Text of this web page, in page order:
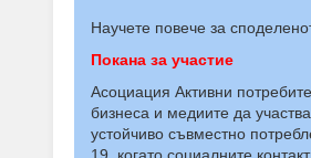
Научете повече за
Покана за участие
Асоциация Активни
бизнеса и медиите да
устойчиво съвместно